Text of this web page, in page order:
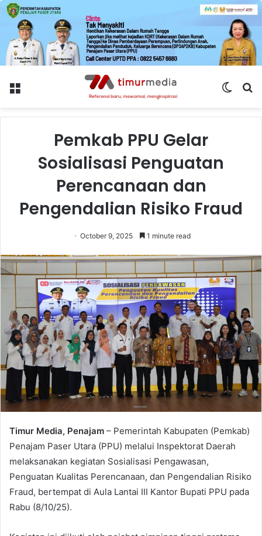
Menu
Switch
Pemkab PPU Gelar
Sosialisasi Penguatan
Perencanaan dan
Pengendalian Risiko Fraud
October 9, 2025 1 minute read
Timur Media, Penajam – Pemerintah Kabupaten (Pemkab)
Penajam Paser Utara (PPU) melalui Inspektorat Daerah
melaksanakan kegiatan Sosialisasi Pengawasan,
Penguatan Kualitas Perencanaan, dan Pengendalian Risiko
Fraud, bertempat di Aula Lantai III Kantor Bupati PPU pada
Rabu (8/10/25).